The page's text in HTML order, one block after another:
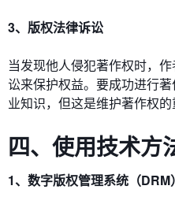
3、版权法律诉讼
当发现他人侵犯著作权时，
讼来保护权益。要成功进行
业知识，但这是维护著作权的
四、使用技术方
1、数字版权管理系统（DRM）